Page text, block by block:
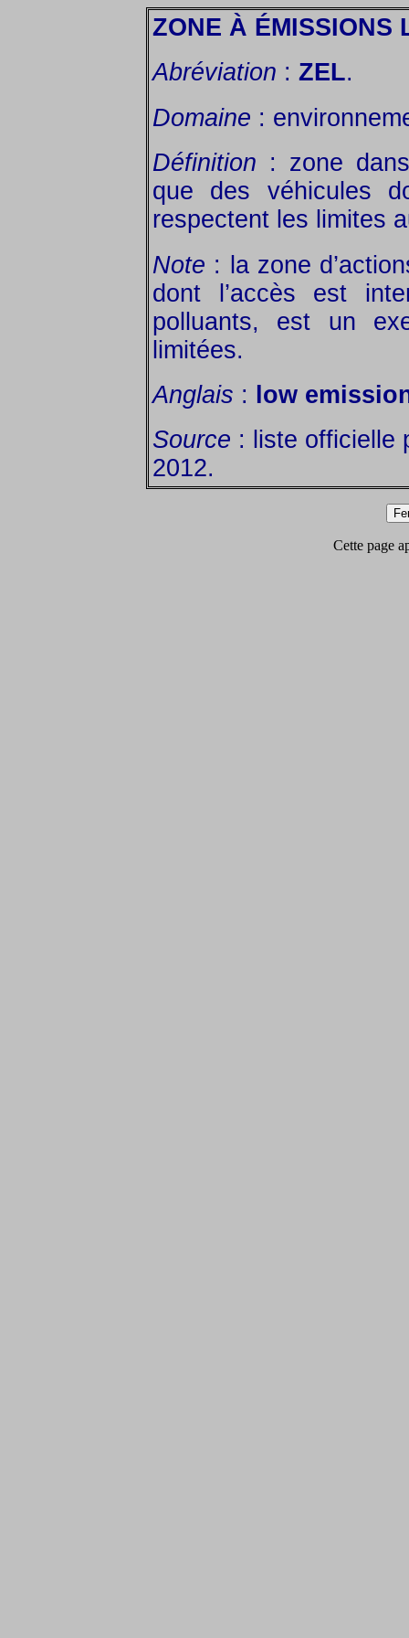
ZONE À ÉMISSIONS
Abréviation : ZEL.
Domaine :
Définition : zone
que des véhicules
respectent les limites
Note : la zone
dont l’accès est
polluants, est un
limitées.
Anglais :
low
Source : liste officielle
2012.
Cette page